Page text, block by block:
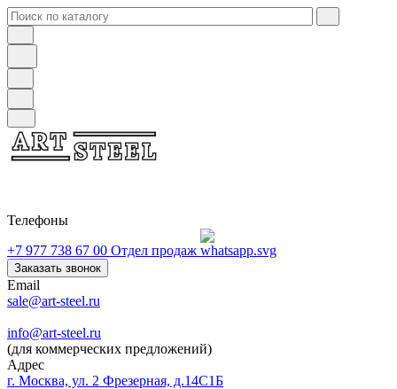
Телефоны
+7 977 738 67 00 Отдел продаж
Заказать звонок
Email
sale@art-steel.ru
info@art-steel.ru
(для коммерческих предложений)
Адрес
г. Москва, ул. 2 Фрезерная, д.14С1Б